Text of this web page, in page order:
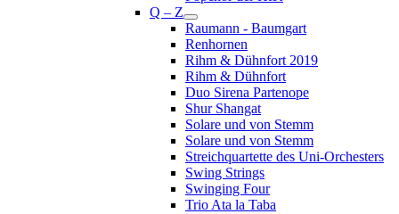
Q – Z
Raumann - Baumgart
Renhornen
Rihm & Dühnfort 2019
Rihm & Dühnfort
Duo Sirena Partenope
Shur Shangat
Solare und von Stemm
Solare und von Stemm
Streichquartette des Uni-Orchesters
Swing Strings
Swinging Four
Trio Ata la Taba